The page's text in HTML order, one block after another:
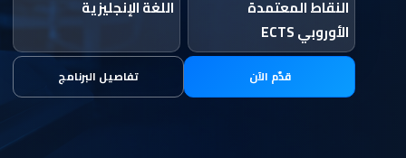
النقاط المعتمدة
الأوروبي ECTS
اللغة الإنجليزية
قدّم الآن تفاصيل البرنامج